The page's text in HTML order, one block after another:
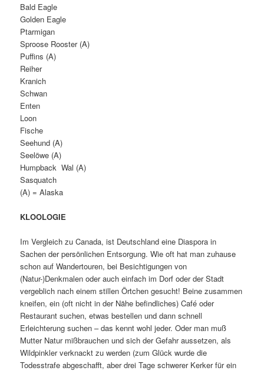
Bald Eagle
Golden Eagle
Ptarmigan
Sproose Rooster (A)
Puffins (A)
Reiher
Kranich
Schwan
Enten
Loon
Fische
Seehund (A)
Seelöwe (A)
Humpback Wal (A)
Sasquatch
(A) = Alaska
KLOOLOGIE
Im Vergleich zu Canada, ist Deutschland eine Diaspora in
Sachen der persönlichen Entsorgung. Wie oft hat man zuhause
schon auf Wandertouren, bei Besichtigungen von
(Natur-)Denkmalen oder auch einfach im Dorf oder der Stadt
vergeblich nach einem stillen Örtchen gesucht! Beine zusammen
kneifen, ein (oft nicht in der Nähe befindliches) Café oder
Restaurant suchen, etwas bestellen und dann schnell
Erleichterung suchen – das kennt wohl jeder. Oder man muß
Mutter Natur mißbrauchen und sich der Gefahr aussetzen, als
Wildpinkler verknackt zu werden (zum Glück wurde die
Todesstrafe abgeschafft, aber drei Tage schwerer Kerker für ein